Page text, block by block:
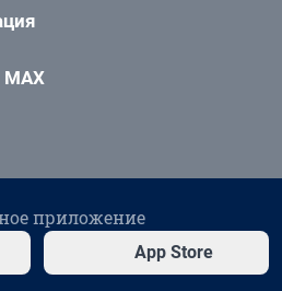
MAX
приложение
App Store